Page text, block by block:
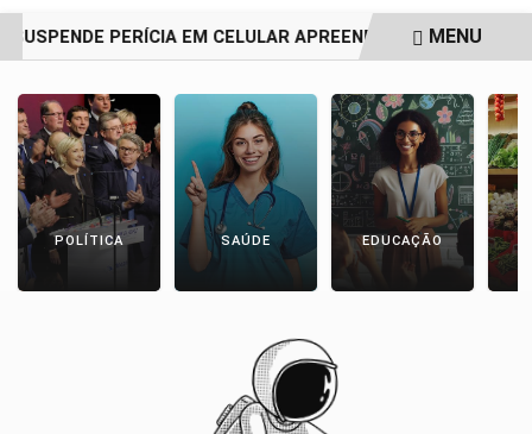
PERÍCIA EM CELULAR APREENDIDO EM CELA DE
MENU
POLÍTICA SAÚDE EDUCAÇÃO